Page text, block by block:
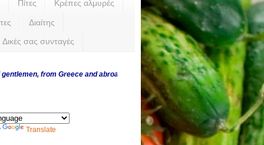
Πίτες Κρέπες αλμυρές
Διαίτης
Δικές σας συνταγές
from Greece and abroad, thank you for visiting us every day and trusting us.
Translate